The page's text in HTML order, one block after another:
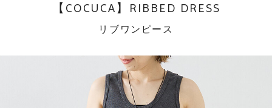
【COCUCA】RIBBED DRESS
リブワンピース